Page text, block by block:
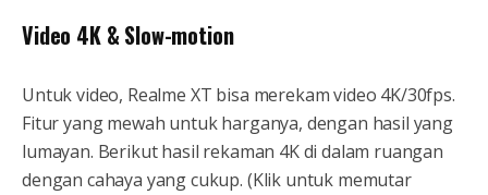
Video 4K & Slow-motion
Untuk video, Realme XT bisa merekam video 4K/30fps.
Fitur yang mewah untuk harganya, dengan hasil yang
lumayan. Berikut hasil rekaman 4K di dalam ruangan
dengan cahaya yang cukup. (Klik untuk memutar